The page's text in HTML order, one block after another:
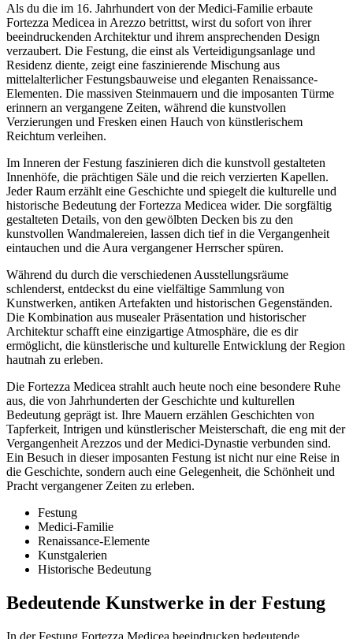
Als du die im 16. Jahrhundert von der Medici-Familie erbaute
Fortezza Medicea in Arezzo betrittst, wirst du sofort von ihrer
beeindruckenden Architektur und ihrem ansprechenden Design
verzaubert. Die Festung, die einst als Verteidigungsanlage und
Residenz diente, zeigt eine faszinierende Mischung aus
mittelalterlicher Festungsbauweise und eleganten Renaissance-
Elementen. Die massiven Steinmauern und die imposanten Türme
erinnern an vergangene Zeiten, während die kunstvollen
Verzierungen und Fresken einen Hauch von künstlerischem
Reichtum verleihen.
Im Inneren der Festung faszinieren dich die kunstvoll gestalteten
Innenhöfe, die prächtigen Säle und die reich verzierten Kapellen.
Jeder Raum erzählt eine Geschichte und spiegelt die kulturelle und
historische Bedeutung der Fortezza Medicea wider. Die sorgfältig
gestalteten Details, von den gewölbten Decken bis zu den
kunstvollen Wandmalereien, lassen dich tief in die Vergangenheit
eintauchen und die Aura vergangener Herrscher spüren.
Während du durch die verschiedenen Ausstellungsräume
schlenderst, entdeckst du eine vielfältige Sammlung von
Kunstwerken, antiken Artefakten und historischen Gegenständen.
Die Kombination aus musealer Präsentation und historischer
Architektur schafft eine einzigartige Atmosphäre, die es dir
ermöglicht, die künstlerische und kulturelle Entwicklung der Region
hautnah zu erleben.
Die Fortezza Medicea strahlt auch heute noch eine besondere Ruhe
aus, die von Jahrhunderten der Geschichte und kulturellen
Bedeutung geprägt ist. Ihre Mauern erzählen Geschichten von
Tapferkeit, Intrigen und künstlerischer Meisterschaft, die eng mit der
Vergangenheit Arezzos und der Medici-Dynastie verbunden sind.
Ein Besuch in dieser imposanten Festung ist nicht nur eine Reise in
die Geschichte, sondern auch eine Gelegenheit, die Schönheit und
Pracht vergangener Zeiten zu erleben.
Festung
Medici-Familie
Renaissance-Elemente
Kunstgalerien
Historische Bedeutung
Bedeutende Kunstwerke in der Festung
In der Festung Fortezza Medicea beeindrucken bedeutende